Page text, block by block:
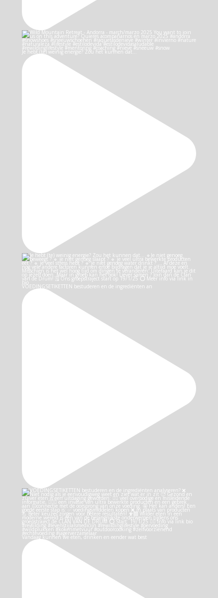
Je hebt (te) weinig energie? Zou het kunnen dat…
VOEDINGSETIKETTEN bestuderen en de ingrediënten an
Vandaag kunnen we eten, drinken en eender wat best